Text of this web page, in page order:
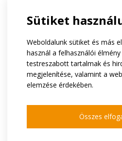
Sütiket
Weboldalunk sütiket és más
használ a felhasználói
testreszabott tartalmak és
megjelenítése, valamint a
elemzése érdekében.
Összes
alkatrészeket
Precíziós nagyfeszültségű
össze házon belül. Elektromos
állandó mágnesekkel ellátott
számításokat